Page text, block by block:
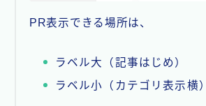
PR表示できる場所は、
ラベル大（記事はじめ）
ラベル小（カテゴリ表示横）